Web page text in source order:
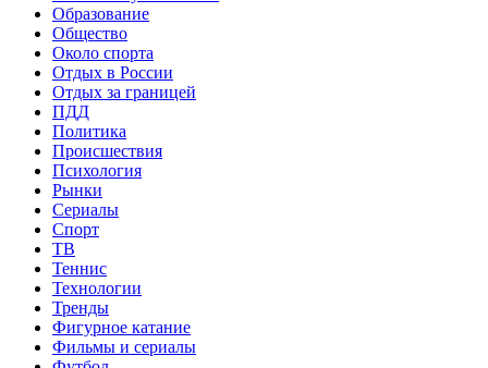
Образование
Общество
Около спорта
Отдых в России
Отдых за границей
ПДД
Политика
Происшествия
Психология
Рынки
Сериалы
Спорт
ТВ
Теннис
Технологии
Тренды
Фигурное катание
Фильмы и сериалы